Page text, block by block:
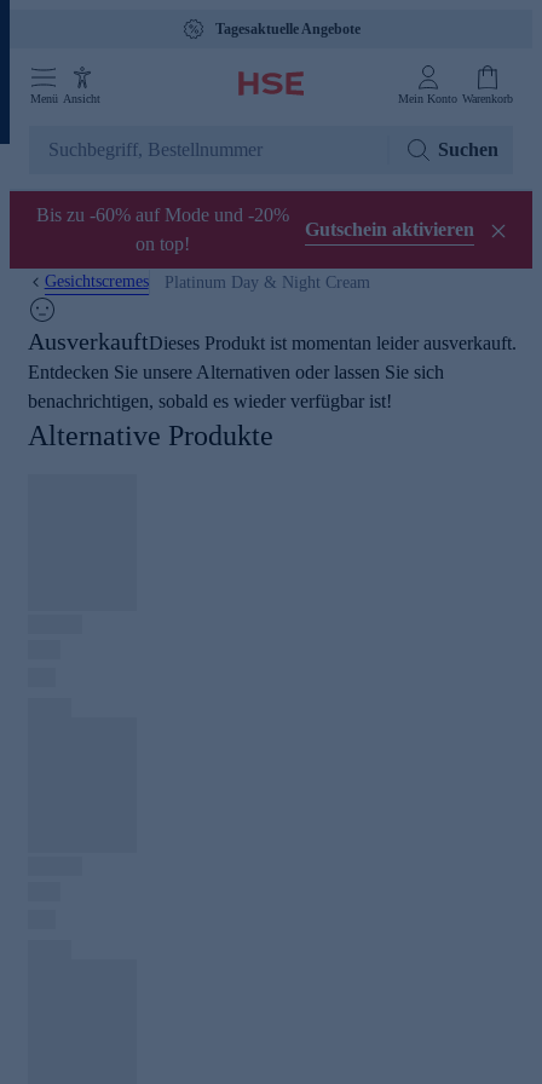
Tagesaktuelle Angebote
Menü Ansicht Mein Konto Warenkorb
Suchen
Bis zu -60% auf Mode und -20%
on top!
Gutschein aktivieren
Gesichtscremes Platinum Day & Night Cream
AusverkauftDieses Produkt ist momentan leider ausverkauft.
Entdecken Sie unsere Alternativen oder lassen Sie sich
benachrichtigen, sobald es wieder verfügbar ist!
Alternative Produkte